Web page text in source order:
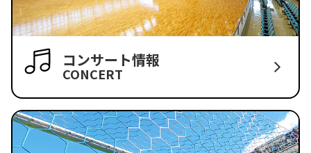
コンサート情報
CONCERT